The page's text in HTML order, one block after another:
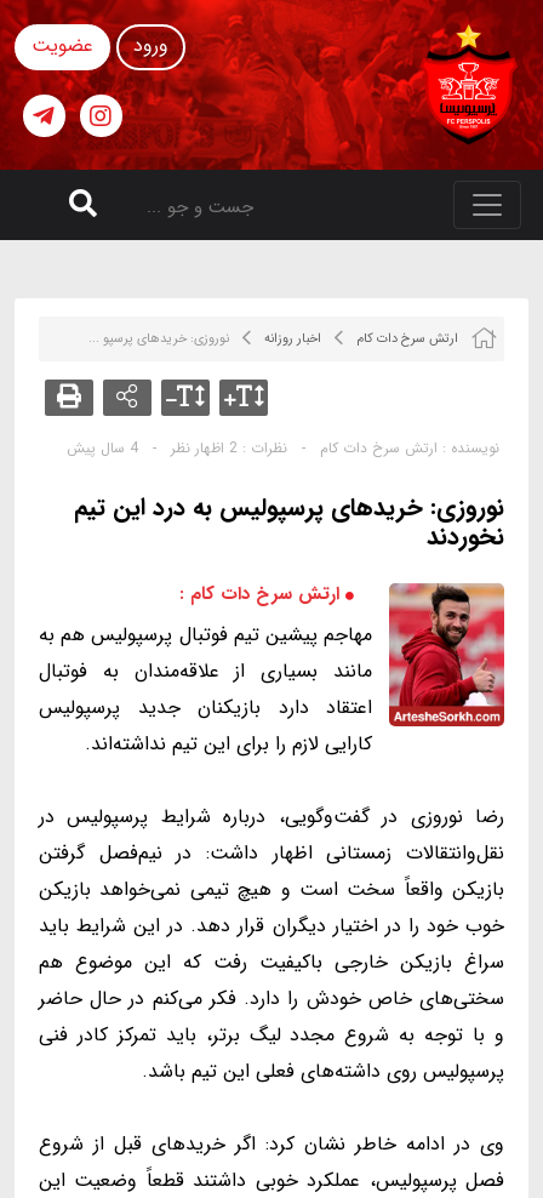
ورود عضویت
ارتش سرخ دات کام اخبار روزانه نوروزی:‌ خریدهای پرسپو ...
نویسنده : ارتش سرخ دات کام - نظرات : 2 اظهار نظر - 4 سال پیش
نوروزی:‌ خریدهای پرسپولیس به درد این تیم
نخوردند
ارتش سرخ دات کام :
مهاجم پیشین تیم فوتبال پرسپولیس هم به
مانند بسیاری از علاقه‌مندان به فوتبال
اعتقاد دارد بازیکنان جدید پرسپولیس
کارایی لازم را برای این تیم نداشته‌اند.
رضا نوروزی در گفت‌وگویی، درباره شرایط پرسپولیس در
نقل‌وانتقالات زمستانی اظهار داشت: در نیم‌فصل گرفتن
بازیکن واقعاً سخت است و هیچ تیمی نمی‌خواهد بازیکن
خوب خود را در اختیار دیگران قرار دهد. در این شرایط باید
سراغ بازیکن خارجی باکیفیت رفت که این موضوع هم
سختی‌های خاص خودش را دارد. فکر می‌کنم در حال حاضر
و با توجه به شروع مجدد لیگ برتر، باید تمرکز کادر فنی
پرسپولیس روی داشته‌های فعلی این تیم باشد.
وی در ادامه خاطر نشان کرد: اگر خریدهای قبل از شروع
فصل پرسپولیس، عملکرد خوبی داشتند قطعاً وضعیت این